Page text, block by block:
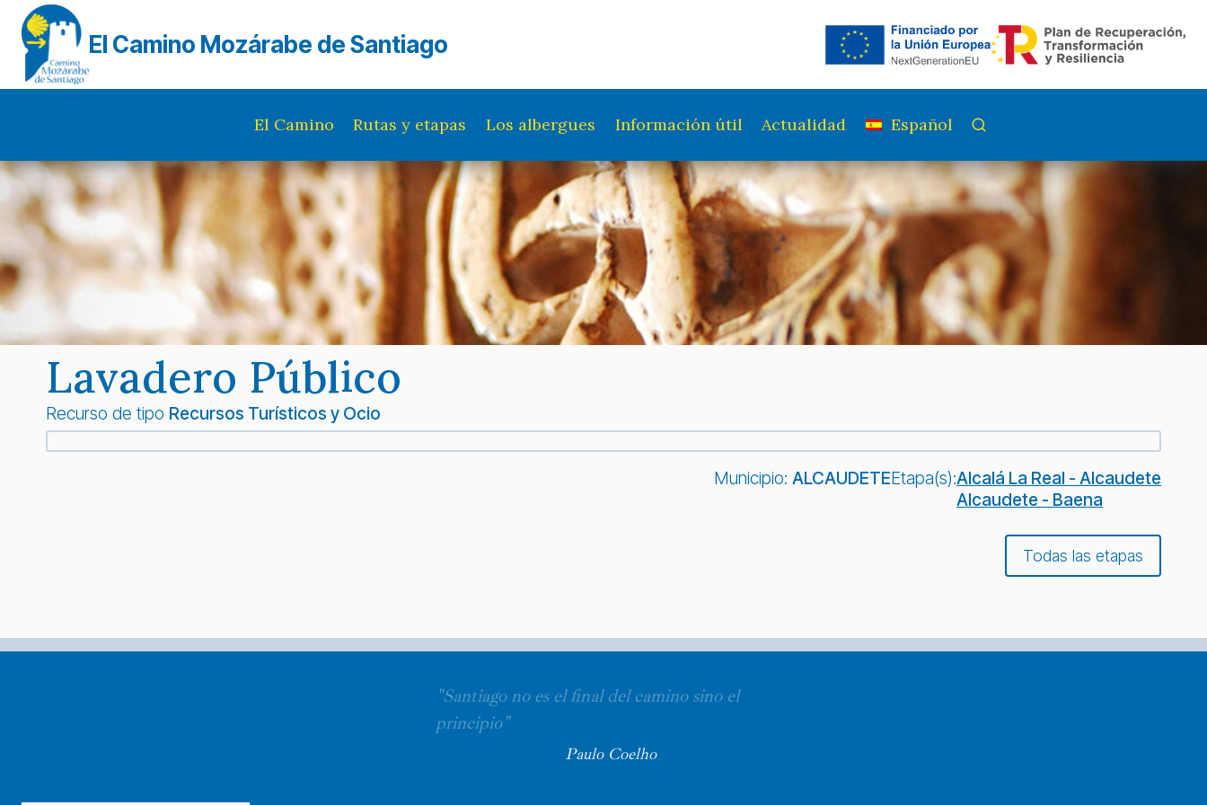
Saltar
contenido
El Camino Mozárabe de Santiago
El Camino Rutas y etapas Los albergues Información útil Actualidad Español
Lavadero Público
Recurso de tipo Recursos Turísticos y Ocio
Municipio: ALCAUDETEEtapa(s):Alcalá La Real - Alcaudete
Alcaudete - Baena
Todas las etapas
"Santiago no es el final del camino sino el
principio"
Paulo Coelho